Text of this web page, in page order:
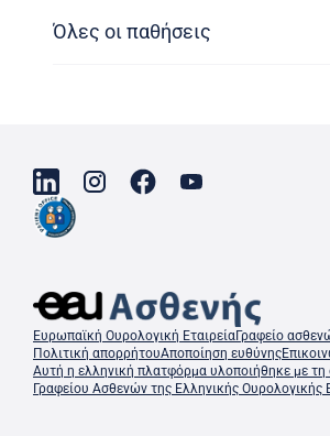
Όλες οι παθήσεις
Ευρωπαϊκή Ουρολογική ΕταιρείαΓραφείο
Πολιτική απορρήτουΑποποίηση ευθύνης
Αυτή η ελληνική πλατφόρμα υλοποιήθηκε με τη
Γραφείου Ασθενών της Ελληνικής Ουρολογικής